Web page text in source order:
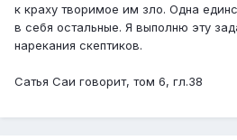
к краху творимое им зло. Одна
в себя остальные. Я выполню эту
нарекания скептиков.
Сатья Саи говорит, том 6, гл.38